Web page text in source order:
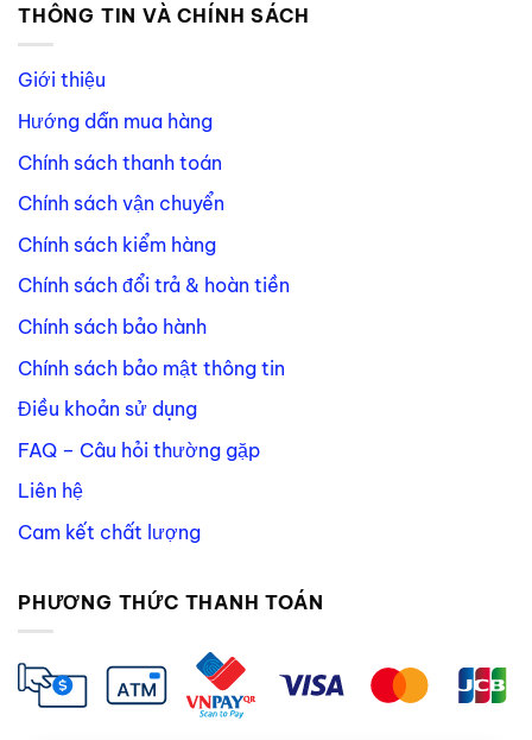
THÔNG TIN VÀ CHÍNH SÁCH
Giới thiệu
Hướng dẫn mua hàng
Chính sách thanh toán
Chính sách vận chuyển
Chính sách kiểm hàng
Chính sách đổi trả & hoàn tiền
Chính sách bảo hành
Chính sách bảo mật thông tin
Điều khoản sử dụng
FAQ – Câu hỏi thường gặp
Liên hệ
Cam kết chất lượng
PHƯƠNG THỨC THANH TOÁN